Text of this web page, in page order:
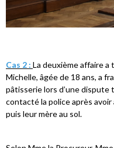
Cas 2 : La deuxième affaire a
Michelle, âgée de 18 ans, a
pâtisserie lors d’une dispute
contacté la police après avoir
puis leur mère au sol.